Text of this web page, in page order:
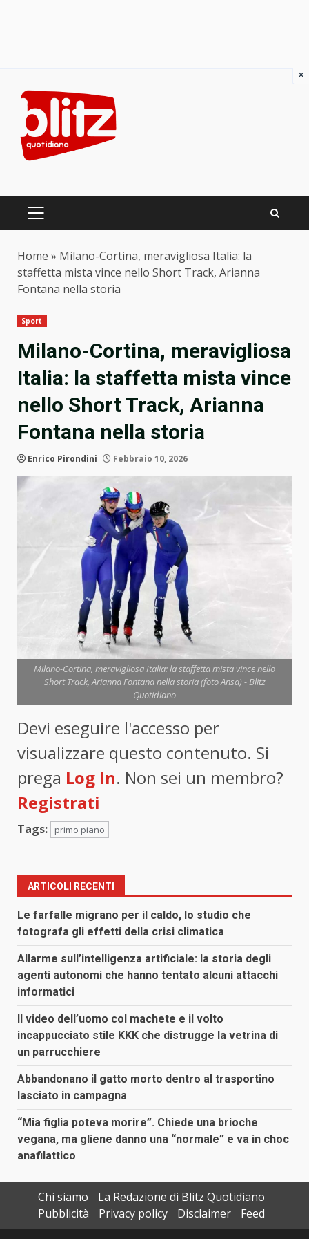
content
PRIMARY
Home » Milano-Cortina, meravigliosa Italia: la
staffetta mista vince nello Short Track, Arianna
Fontana nella storia
Sport
Milano-Cortina, meravigliosa
Italia: la staffetta mista vince
nello Short Track, Arianna
Fontana nella storia
Enrico Pirondini Febbraio 10, 2026
Milano-Cortina, meravigliosa Italia: la staffetta mista vince nello
Short Track, Arianna Fontana nella storia (foto Ansa) - Blitz
Quotidiano
Devi eseguire l'accesso per
visualizzare questo contenuto. Si
prega Log In. Non sei un membro?
Registrati
Tags: primo piano
ARTICOLI RECENTI
Le farfalle migrano per il caldo, lo studio che
fotografa gli effetti della crisi climatica
Allarme sull’intelligenza artificiale: la storia degli
agenti autonomi che hanno tentato alcuni attacchi
informatici
Il video dell’uomo col machete e il volto
incappucciato stile KKK che distrugge la vetrina di
un parrucchiere
Abbandonano il gatto morto dentro al trasportino
lasciato in campagna
“Mia figlia poteva morire”. Chiede una brioche
vegana, ma gliene danno una “normale” e va in choc
anafilattico
Chi siamo
La Redazione di Blitz Quotidiano
Pubblicità
Privacy policy Disclaimer
Feed
×